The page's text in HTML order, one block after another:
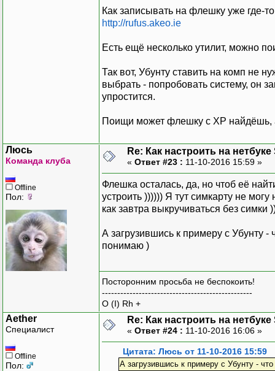
Как записывать на флешку уже где-
http://rufus.akeo.ie
Есть ещё несколько утилит, можно
Так вот, Убунту ставить на комп не
выбрать - попробовать систему, он
упростится.
Поищи может флешку с ХР найдёшь,
Люсь
Команда клуба
Offline
Пол:
Re: Как настроить на
« Ответ #23 : 11-10-2016 15:59 »
Флешка осталась, да, но чтоб её
устроить )))))) Я тут симкарту не
как завтра выкручиваться без симки
А загрузившись к примеру с Убунту
понимаю )
Посторонним просьба не беспокоить!
-------------------------------------------------
O (I) Rh +
Aether
Специалист
Offline
Пол:
Re: Как настроить на
« Ответ #24 : 11-10-2016 16:06 »
Цитата: Люсь от 11-10-2016 15:59
А загрузившись к примеру с Убунту -